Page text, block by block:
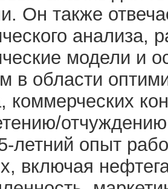
Он также
анализа,
модели и
в области
коммерческих
летний опыт
включая